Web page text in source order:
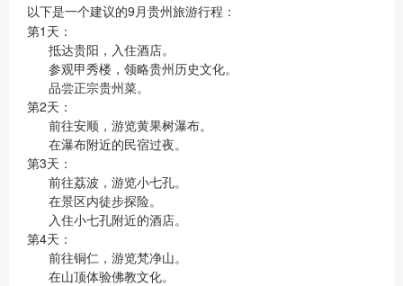
以下是一个建议的9月贵州旅游行程：
第1天：
抵达贵阳，入住酒店。
参观甲秀楼，领略贵州历史文化。
品尝正宗贵州菜。
第2天：
前往安顺，游览黄果树瀑布。
在瀑布附近的民宿过夜。
第3天：
前往荔波，游览小七孔。
在景区内徒步探险。
入住小七孔附近的酒店。
第4天：
前往铜仁，游览梵净山。
在山顶体验佛教文化。